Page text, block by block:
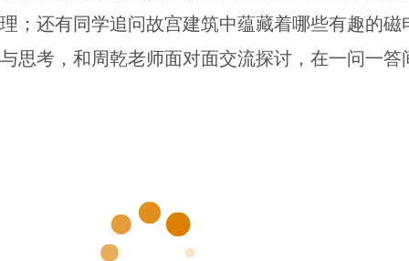
理；还有同学追问故宫建筑中蕴藏着哪些有趣的
与思考，和周乾老师面对面交流探讨，在一问一